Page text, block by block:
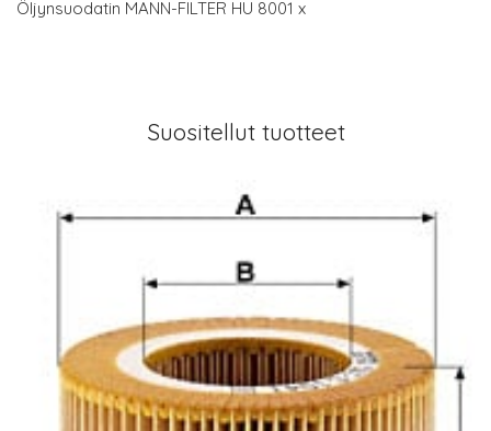
Öljynsuodatin MANN-FILTER HU 8001 x
Suositellut tuotteet